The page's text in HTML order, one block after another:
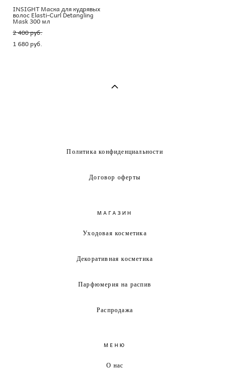
INSIGHT Маска для кудрявых
волос Elasti-Curl Detangling
Mask 300 мл
2 400 pуб.
1 680 pуб.
Политика конфиденциальности
Договор оферты
МАГАЗИН
Уходовая косметика
Декоративная косметика
Парфюмерия на распив
Распродажа
МЕНЮ
О нас